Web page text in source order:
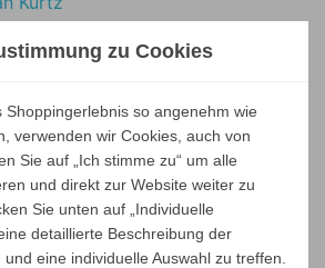
zu Cookies
Shoppingerlebnis so angenehm wie
verwenden wir Cookies, auch von
Sie auf „Ich stimme zu“ um alle
und direkt zur Website weiter zu
Sie unten auf „Individuelle
detaillierte Beschreibung der
eine individuelle Auswahl zu treffen.